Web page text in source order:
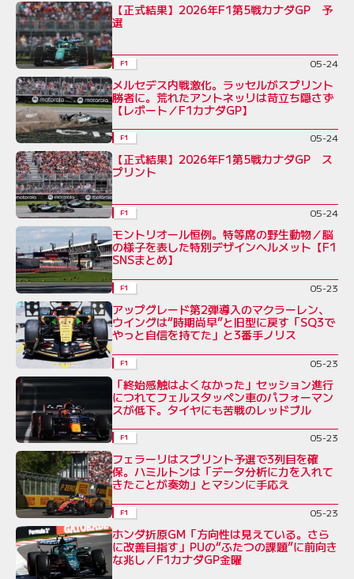
【正式結果】2026年F1第5戦カナダGP 予
選
F1 05-24
メルセデス内戦激化。ラッセルがスプリント
勝者に。荒れたアントネッリは苛立ち隠さず
【レポート／F1カナダGP】
F1 05-24
【正式結果】2026年F1第5戦カナダGP ス
プリント
F1 05-24
モントリオール恒例。特等席の野生動物／脳
の様子を表した特別デザインヘルメット【F1
SNSまとめ】
F1 05-23
アップグレード第2弾導入のマクラーレン、
ウイングは“時期尚早”と旧型に戻す「SQ3で
やっと自信を持てた」と3番手ノリス
F1 05-23
「終始感触はよくなかった」セッション進行
につれてフェルスタッペン車のパフォーマン
スが低下。タイヤにも苦戦のレッドブル
F1 05-23
フェラーリはスプリント予選で3列目を確
保。ハミルトンは「データ分析に力を入れて
きたことが奏効」とマシンに手応え
F1 05-23
ホンダ折原GM「方向性は見えている。さら
に改善目指す」PUの“ふたつの課題”に前向き
な兆し／F1カナダGP金曜